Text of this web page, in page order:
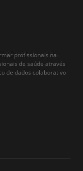
profissionais na
de saúde através
de dados colaborativo